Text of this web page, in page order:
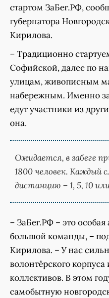
стартом ЗаБег.РФ,
губернатора
Кирилова.
– Традиционно
Софийской, далее по
улицам, живописным
набережным. Именно
едут участники из
она.
Ожидается, в забеге
1800 человек. Каждый
дистанцию – 1, 5, 10
– ЗаБег.РФ – это
большой команды, –
Кирилова. – У нас
волонтёрского корпуса
коллективов. В этом
самобытную